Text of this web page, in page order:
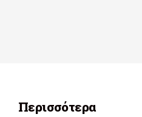
Περισσότερα